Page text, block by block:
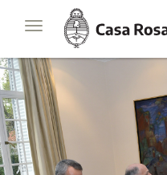
Toggle
navigation
Casa
Rosada
Presidencia
de
Presidencia